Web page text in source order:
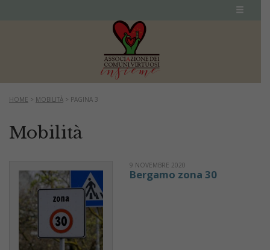
HOME > MOBILITÀ > PAGINA 3
Mobilità
9 NOVEMBRE 2020
Bergamo zona 30